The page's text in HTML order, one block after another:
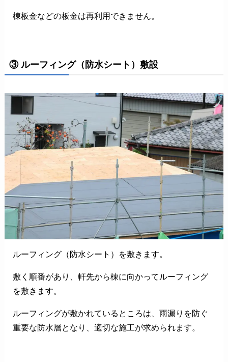
棟板金などの板金は再利用できません。
③ ルーフィング（防水シート）敷設
ルーフィング（防水シート）を敷きます。
敷く順番があり、軒先から棟に向かってルーフィング
を敷きます。
ルーフィングが敷かれているところは、雨漏りを防ぐ
重要な防水層となり、適切な施工が求められます。